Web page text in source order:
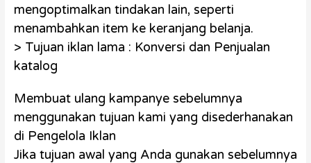
mengoptimalkan tindakan lain, seperti
menambahkan item ke keranjang belanja.
> Tujuan iklan lama : Konversi dan Penjualan
katalog
Membuat ulang kampanye sebelumnya
menggunakan tujuan kami yang disederhanakan
di Pengelola Iklan
Jika tujuan awal yang Anda gunakan sebelumnya